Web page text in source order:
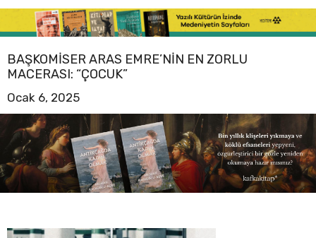
BAŞKOMISER ARAS EMRE’NIN EN ZORLU
MACERASI: “ÇOCUK”
Ocak 6, 2025